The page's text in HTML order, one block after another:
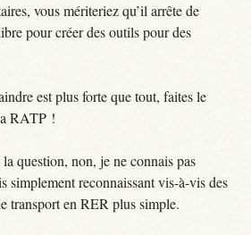
vous mériteriez qu’il arrête de
pour créer des outils pour des
est plus forte que tout, faites le
RATP !
question, non, je ne connais pas
simplement reconnaissant vis-à-vis des
transport en RER plus simple.